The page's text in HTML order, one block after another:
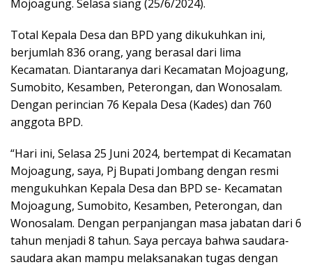
Mojoagung. Selasa siang (25/6/2024).
Total Kepala Desa dan BPD yang dikukuhkan ini,
berjumlah 836 orang, yang berasal dari lima
Kecamatan. Diantaranya dari Kecamatan Mojoagung,
Sumobito, Kesamben, Peterongan, dan Wonosalam.
Dengan perincian 76 Kepala Desa (Kades) dan 760
anggota BPD.
“Hari ini, Selasa 25 Juni 2024, bertempat di Kecamatan
Mojoagung, saya, Pj Bupati Jombang dengan resmi
mengukuhkan Kepala Desa dan BPD se- Kecamatan
Mojoagung, Sumobito, Kesamben, Peterongan, dan
Wonosalam. Dengan perpanjangan masa jabatan dari 6
tahun menjadi 8 tahun. Saya percaya bahwa saudara-
saudara akan mampu melaksanakan tugas dengan